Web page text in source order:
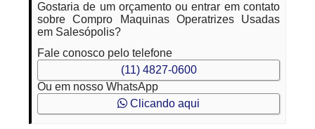
Gostaria de um orçamento ou entrar em contato
sobre Compro Maquinas Operatrizes Usadas
em Salesópolis?
Fale conosco pelo telefone
(11) 4827-0600
Ou em nosso WhatsApp
Clicando aqui